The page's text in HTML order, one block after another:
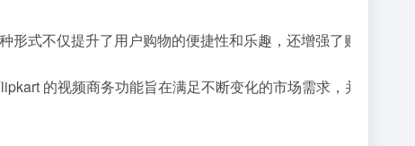
式不仅提升了用户购物的便捷性和乐趣，还增强了购物的真
的视频商务功能旨在满足不断变化的市场需求，并解决